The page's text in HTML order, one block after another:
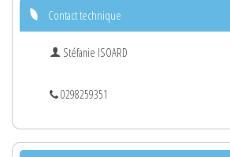
Contact technique
Stéfanie ISOARD
0298259351